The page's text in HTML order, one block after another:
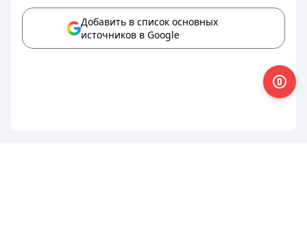
Добавить в список основных
источников в Google